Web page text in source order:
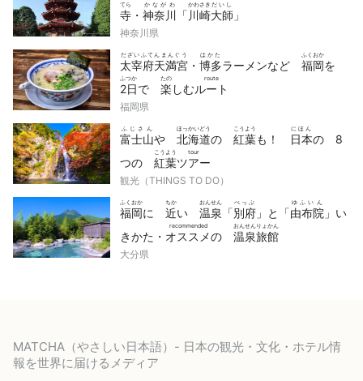
寺
てら
・ 神奈川
かながわ
「 川崎
かわさき
大師
だいし
」
神奈川県
太宰府天満宮
だざいふてんまんぐう
・ 博多
はかた
ラーメンなど 福岡
ふくおか
を
2日
ふつか
で 楽
たの
しむルート
route
福岡県
富士山
ふじさん
や 北海道
ほっかいどう
の 紅葉
こうよう
も！ 日本
にほん
の 8
つの 紅葉
こうよう
ツアー
tour
観光（THINGS TO DO）
福岡
ふくおか
に 近
ちか
い 温泉
おんせん
「別府
べっぷ
」と「由布院
ゆふいん
」い
きかた・ オススメ
recommended
の 温泉旅館
おんせんりょかん
大分県
MATCHA（やさしい日本語）- 日本の観光・文化・ホテル情
報を世界に届けるメディア